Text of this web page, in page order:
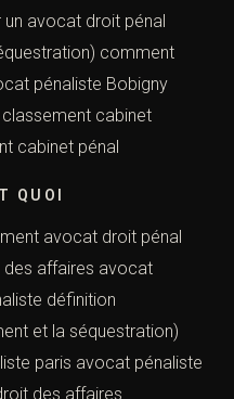
pénaliste
avocat pénaliste
un avocat droit pénal
pénaliste Bobigny
cabinet
cabinet pénal
QUOI
avocat droit pénal
affaires avocat